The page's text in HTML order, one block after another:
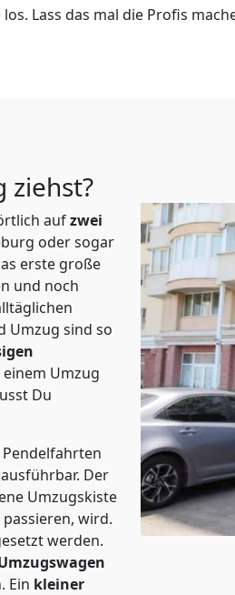
Lass das mal die Profis
ziehst?
aufzwei
oder sogar
erste große
und noch
Umzug sind so
Umzug
Du
Der
Umzugskiste
wird.
werden.
Ein kleiner